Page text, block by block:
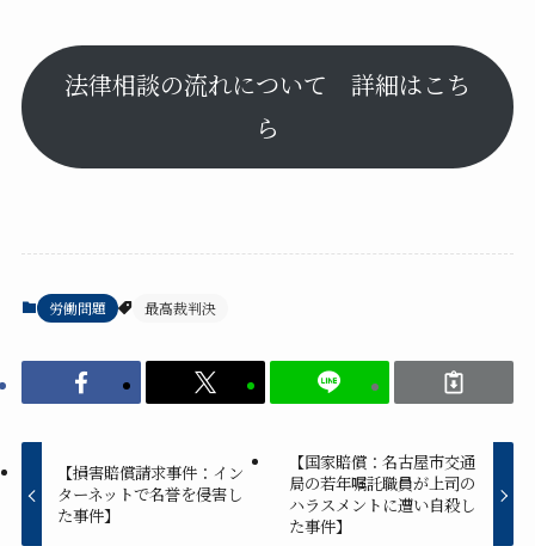
法律相談の流れについて 詳細はこち
ら
労働問題 最高裁判決
【損害賠償請求事件：イン
ターネットで名誉を侵害し
た事件】
【国家賠償：名古屋市交通
局の若年嘱託職員が上司の
ハラスメントに遭い自殺し
た事件】